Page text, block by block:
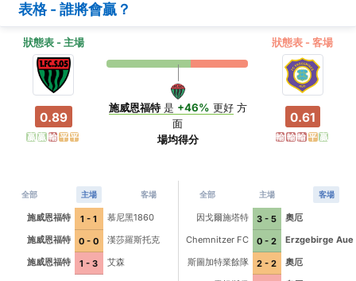
表格 - 誰將會贏？
狀態表 - 主場 狀態表 - 客場
0.89
贏 贏 輸 平平
施威恩福特是 +46% 更好方
面
場均得分
0.61
輸 輸 輸 平 贏
全部 主場 客場
施威恩福特 1 - 1
慕尼黑1860
施威恩福特
0 - 0
漢莎羅斯托克
施威恩福特
1 - 3 艾森
全部 主場 客場
因戈爾施塔特 3 - 5
奧厄
Chemnitzer FC
0 - 2
Erzgebirge Aue
斯圖加特業餘隊
2 - 2
奧厄